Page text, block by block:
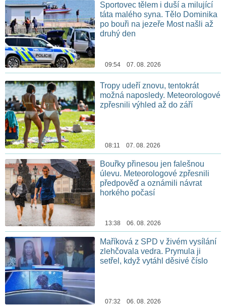
Sportovec tělem i duší a milující
táta malého syna. Tělo Dominika
po bouři na jezeře Most našli až
druhý den
09:54 07. 08. 2026
Tropy udeří znovu, tentokrát
možná naposledy. Meteorologové
zpřesnili výhled až do září
08:11 07. 08. 2026
Bouřky přinesou jen falešnou
úlevu. Meteorologové zpřesnili
předpověď a oznámili návrat
horkého počasí
13:38 06. 08. 2026
Maříková z SPD v živém vysílání
zlehčovala vedra. Prymula ji
setřel, když vytáhl děsivé číslo
07:32 06. 08. 2026